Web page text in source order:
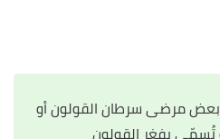
مرضى سرطان القولون أو